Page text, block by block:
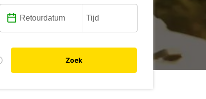
Zoek